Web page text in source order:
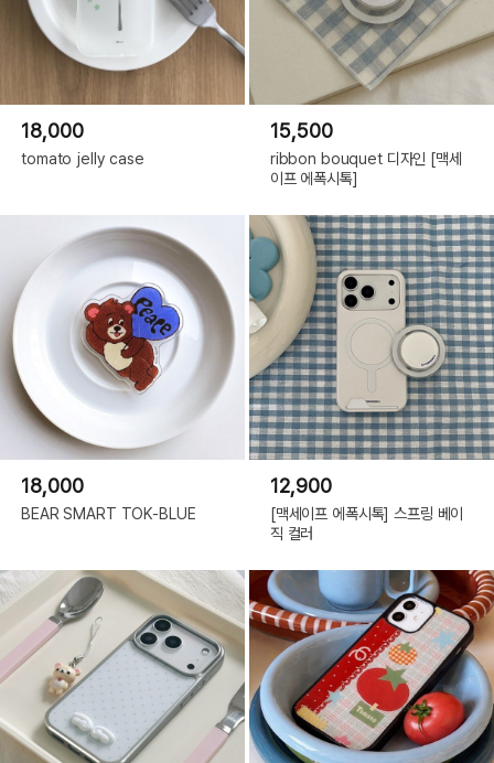
18,000
tomato jelly case
15,500
ribbon bouquet 디자인 [맥세
이프 에폭시톡]
18,000
BEAR SMART TOK-BLUE
12,900
[맥세이프 에폭시톡] 스프링 베이
직 컬러